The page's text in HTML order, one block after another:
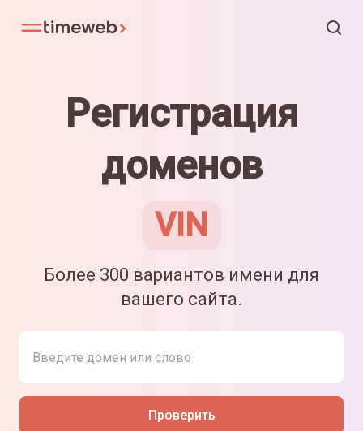
Регистрация
доменов
VIN
Более 300 вариантов имени для
вашего сайта.
Проверить